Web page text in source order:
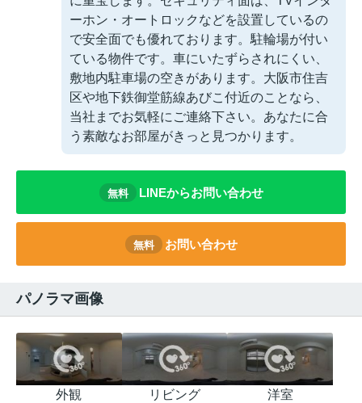
ーホン・オートロックなどを設置しているの
で安全面でも優れております。駐輪場が付い
ている物件です。車にいたずらされにくい、
敷地内駐車場の空きがあります。大阪市住吉
区や地下鉄御堂筋線あびこ付近のことなら、
当社までお気軽にご連絡下さい。あなたに合
う素敵なお部屋がきっと見つかります。
無料 LINEからお問い合わせ
無料 お問い合わせ
パノラマ画像
外観 リビング 洋室